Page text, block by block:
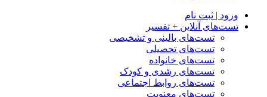
ورود | ثبت نام
تست‌های آنلاین + تفسیر
تست‌های بالینی و تشخیصی
تست‌های تحصیلی
تست‌های خانواده
تست‌های رشدی و کودک
تست‌های روابط اجتماعی
تست‌های معنویت